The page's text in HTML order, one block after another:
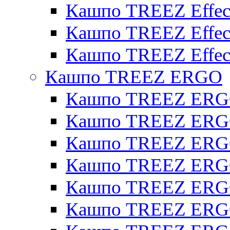
Кашпо TREEZ
Кашпо TREEZ
Кашпо TREEZ
Кашпо TREEZ ERGO
Кашпо TREEZ
Кашпо TREEZ
Кашпо TREEZ
Кашпо TREEZ
Кашпо TREEZ
Кашпо TREEZ